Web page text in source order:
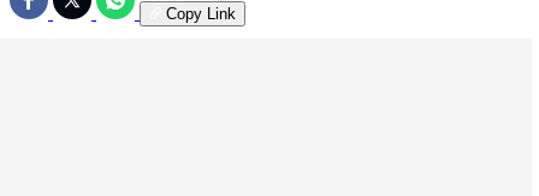
Copy Link